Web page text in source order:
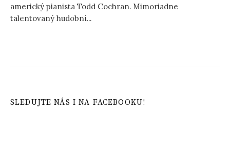
americký pianista Todd Cochran. Mimoriadne
talentovaný hudobní...
SLEDUJTE NÁS I NA FACEBOOKU!